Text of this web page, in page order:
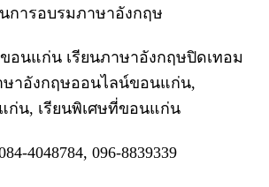
การอบรม​ภาษาอังกฤษ​
อนแก่น เรียนภาษาอังกฤษปิดเทอม
ษาอังกฤษออนไลน์ขอนแก่น,
ก่น, เรียนพิเศษที่ขอนแก่น
4048784, 096-8839339